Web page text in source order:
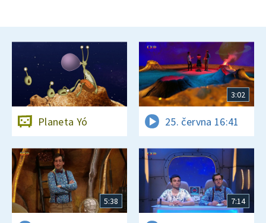
Planeta Yó
3:02
25. června 16:41
5:38 7:14